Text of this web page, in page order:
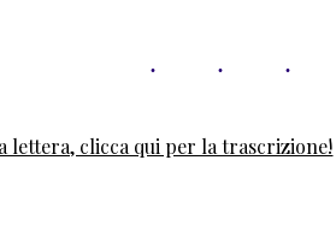
lettera, clicca qui per la trascrizione!